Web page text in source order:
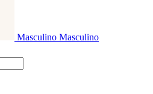
Masculino Masculino